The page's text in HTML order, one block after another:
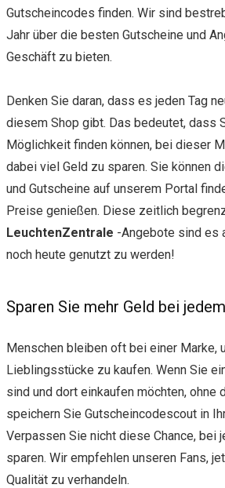
Gutscheincodes finden. Wir sind
Jahr über die besten Gutscheine und
Geschäft zu bieten.
Denken Sie daran, dass es jeden Tag
diesem Shop gibt. Das bedeutet, dass
Möglichkeit finden können, bei dieser
dabei viel Geld zu sparen. Sie können
und Gutscheine auf unserem Portal
Preise genießen. Diese zeitlich
LeuchtenZentrale -Angebote sind es
noch heute genutzt zu werden!
Sparen Sie mehr Geld bei
Menschen bleiben oft bei einer Marke,
Lieblingsstücke zu kaufen. Wenn Sie
sind und dort einkaufen möchten, ohne
speichern Sie Gutscheincodescout in
Verpassen Sie nicht diese Chance, bei
sparen. Wir empfehlen unseren Fans,
Qualität zu verhandeln.